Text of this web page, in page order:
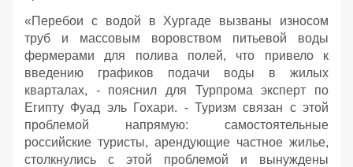
«Перебои с водой в Хургаде вызваны износом
труб и массовым воровством питьевой воды
фермерами для полива полей, что привело к
введению графиков подачи воды в жилых
кварталах, - пояснил для Турпрома эксперт по
Египту Фуад эль Гохари. - Туризм связан с этой
проблемой напрямую: самостоятельные
российские туристы, арендующие частное жилье,
столкнулись с этой проблемой и вынуждены